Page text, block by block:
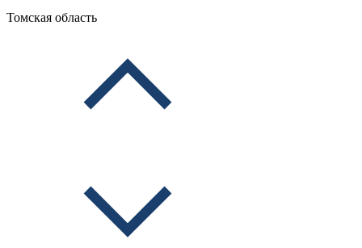
Томская область